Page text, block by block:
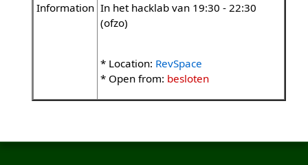
Information In het hacklab van 19:30 - 22:30
(ofzo)
* Location: RevSpace
* Open from: besloten